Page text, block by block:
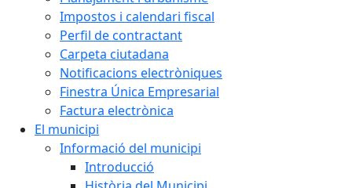
Impostos i calendari fiscal
Perfil de contractant
Carpeta ciutadana
Notificacions electròniques
Finestra Única Empresarial
Factura electrònica
El municipi
Informació del municipi
Introducció